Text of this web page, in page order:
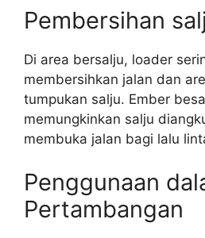
Pembersihan
Di area bersalju, loader
membersihkan jalan dan
tumpukan salju. Ember
memungkinkan salju
membuka jalan bagi lalu
Penggunaan
Pertambangan